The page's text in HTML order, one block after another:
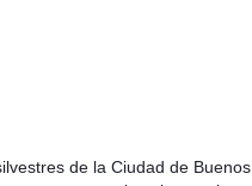
de la Ciudad de Buenos